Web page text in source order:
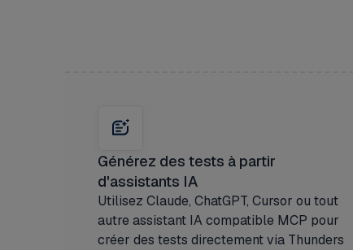
Générez des tests à partir
d'assistants IA
Utilisez Claude, ChatGPT, Cursor ou tout
autre assistant IA compatible MCP pour
créer des tests directement via Thunders